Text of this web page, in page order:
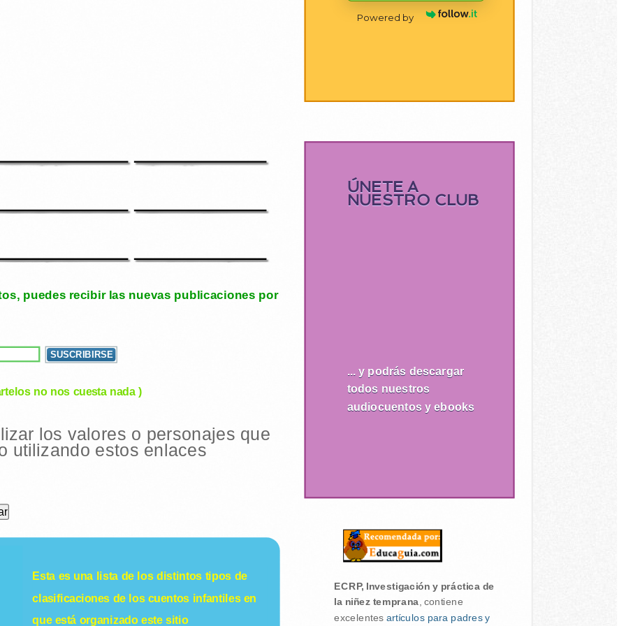
puedes recibir las nuevas publicaciones por
no nos cuesta nada )
los valores o personajes que
utilizando estos enlaces
Esta es una lista de los distintos tipos de
clasificaciones de los cuentos infantilesen
que está organizado este sitio
Powered by
ÚNETE A
NUESTRO CLUB
... y podrás descargar
todos nuestros
audiocuentos y ebooks
ECRP, Investigación y práctica de
la niñez temprana, contiene
excelentes artículos para padres y